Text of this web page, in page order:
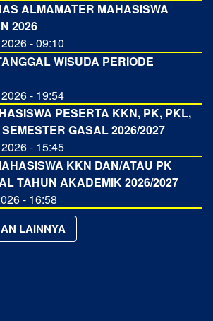
ALMAMATER MAHASISWA
2026
- 09:10
WISUDA PERIODE
- 19:54
PESERTA KKN, PK, PKL,
GASAL 2026/2027
- 15:45
KKN DAN/ATAU PK
TAHUN AKADEMIK 2026/2027
- 16:58
LAINNYA